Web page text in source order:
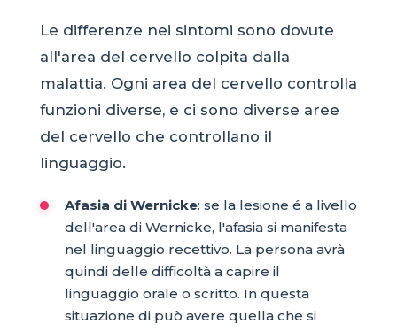
Le differenze nei sintomi sono dovute
all'area del cervello colpita dalla
malattia. Ogni area del cervello controlla
funzioni diverse, e ci sono diverse aree
del cervello che controllano il
linguaggio.
Afasia di Wernicke: se la lesione é a livello
dell'area di Wernicke, l'afasia si manifesta
nel linguaggio recettivo. La persona avrà
quindi delle difficoltà a capire il
linguaggio orale o scritto. In questa
situazione di può avere quella che si